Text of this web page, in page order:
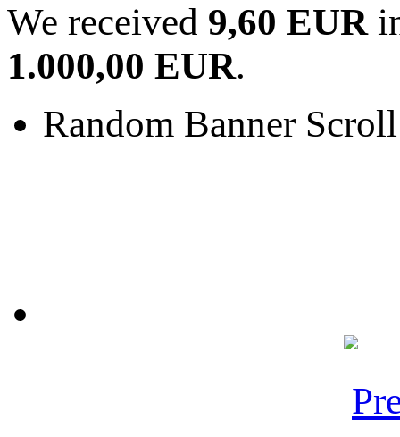
We received 9,60 EUR
1.000,00 EUR.
Random Banner Scroll